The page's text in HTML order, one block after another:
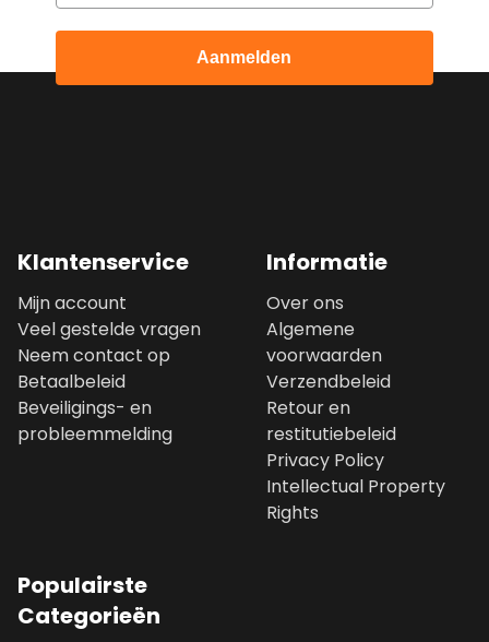
Aanmelden
Klantenservice
Mijn account
Veel gestelde vragen
Neem contact op
Betaalbeleid
Beveiligings- en
probleemmelding
Informatie
Over ons
Algemene
voorwaarden
Verzendbeleid
Retour en
restitutiebeleid
Privacy Policy
Intellectual Property
Rights
Populairste
Categorieën